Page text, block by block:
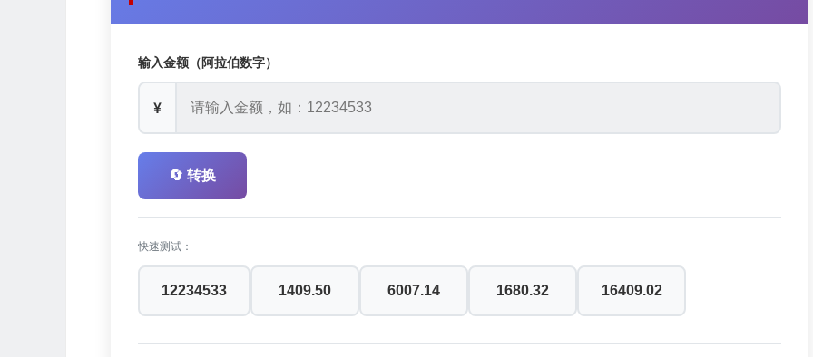
输入金额（阿拉伯数字）
¥
🔄 转换
快速测试：
12234533 1409.50 6007.14 1680.32 16409.02